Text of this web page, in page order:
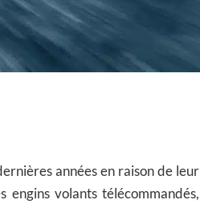
années en raison de leur
engins volants télécommandés,